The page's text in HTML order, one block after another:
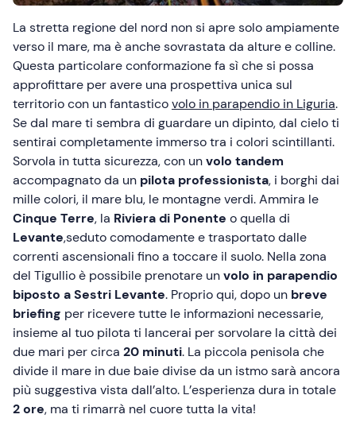
La stretta regione del nord non si apre solo ampiamente
verso il mare, ma è anche sovrastata da alture e colline.
Questa particolare conformazione fa sì che si possa
approfittare per avere una prospettiva unica sul
territorio con un fantasticovolo in parapendio in Liguria.
Se dal mare ti sembra di guardare un dipinto, dal cielo ti
sentirai completamente immerso tra i colori scintillanti.
Sorvola in tutta sicurezza, con unvolo tandem
accompagnato da un pilota professionista, i borghi dai
mille colori, il mare blu, le montagne verdi. Ammira le
Cinque Terre, la Riviera di Ponente o quella di
Levante,seduto comodamente e trasportato dalle
correnti ascensionali fino a toccare il suolo. Nella zona
del Tigullio è possibile prenotare unvolo in parapendio
biposto a Sestri Levante. Proprio qui, dopo un breve
briefing per ricevere tutte le informazioni necessarie,
insieme al tuo pilota ti lancerai per sorvolare la città dei
due mari per circa 20 minuti. La piccola penisola che
divide il mare in due baie divise da un istmo sarà ancora
più suggestiva vista dall’alto. L’esperienza dura in totale
2 ore, ma ti rimarrà nel cuore tutta la vita!